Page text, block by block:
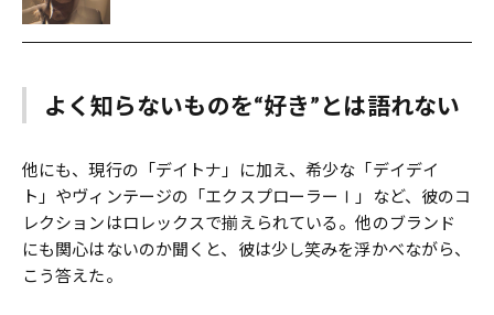
よく知らないものを“好き”とは語れない
他にも、現行の「デイトナ」に加え、希少な「デイデイ
ト」やヴィンテージの「エクスプローラーⅠ」など、彼のコ
レクションはロレックスで揃えられている。他のブランド
にも関心はないのか聞くと、彼は少し笑みを浮かべながら、
こう答えた。